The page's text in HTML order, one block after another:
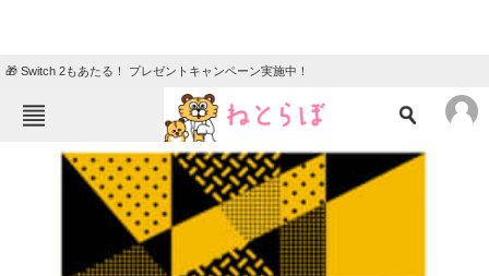
🎁 Switch 2もあたる！ プレゼントキャンペーン実施中！
ねとらぼメニュー
ニュース
クイズ
地域